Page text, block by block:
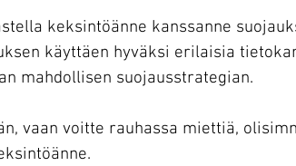
keksintöänne kanssanne
käyttäen hyväksi erilaisia
mahdollisen suojausstrategian.
vaan voitte rauhassa miettiä,